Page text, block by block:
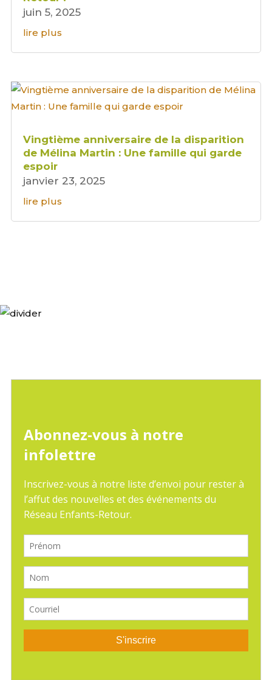
juin 5, 2025
lire plus
Vingtième anniversaire de la disparition
de Mélina Martin : Une famille qui garde
espoir
janvier 23, 2025
lire plus